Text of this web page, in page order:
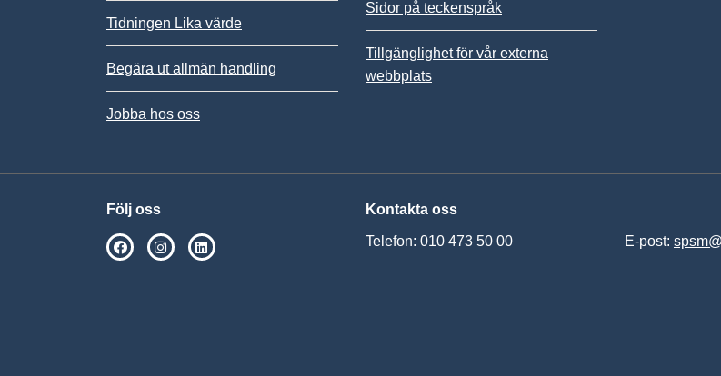
Tidningen Lika värde
Begära ut allmän handling
Jobba hos oss
Sidor på teckenspråk
Tillgänglighet för vår externa
webbplats
Följ oss
SPSM på Facebook
SPSM på Instagram
Kontakta oss
Telefon: 010 473 50 00 E-post: